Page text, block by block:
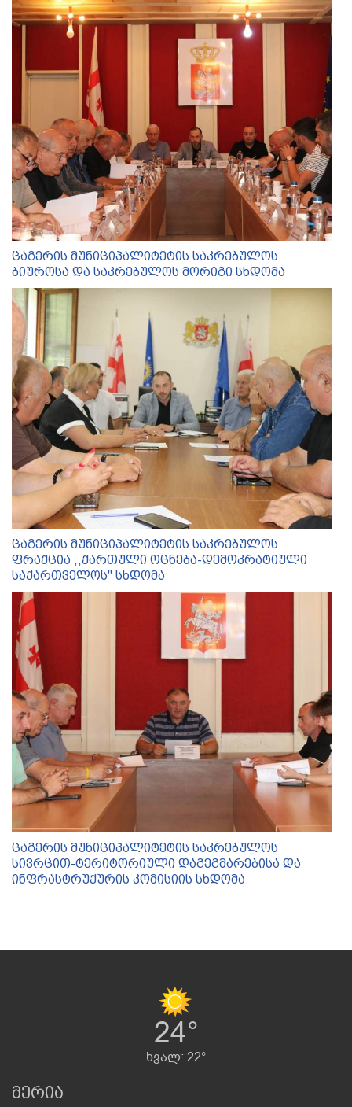
ცაგერის მუნიციპალიტეტის საკრებულოს
ბიუროსა და საკრებულოს მორიგი სხდომა
ცაგერის მუნიციპალიტეტის საკრებულოს
ფრაქცია ,,ქართული ოცნება-დემოკრატიული
საქართველოს'' სხდომა
ცაგერის მუნიციპალიტეტის საკრებულოს
სივრცით-ტერიტორიული დაგეგმარებისა და
ინფრასტრუქურის კომისიის სხდომა
24°
ხვალ: 22°
მერია